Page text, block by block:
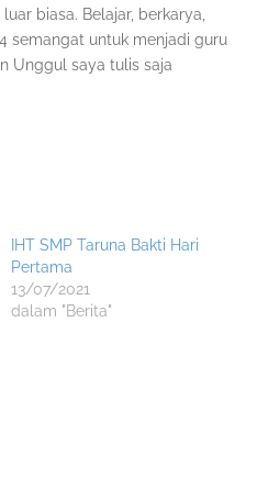
biasa. Belajar, berkarya,
semangat untuk menjadi guru
Unggul saya tulis saja
IHT SMP Taruna Bakti Hari
Pertama
13/07/2021
dalam "Berita"